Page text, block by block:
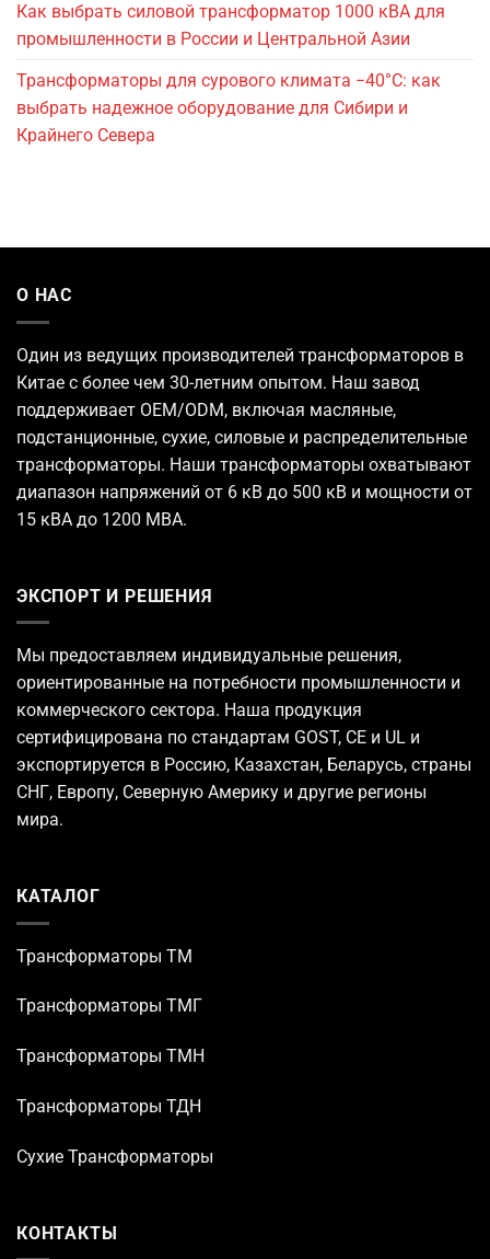
Как выбрать силовой трансформатор 1000 кВА для
промышленности в России и Центральной Азии
Трансформаторы для сурового климата −40°C: как
выбрать надежное оборудование для Сибири и
Крайнего Севера
О НАС
Один из ведущих производителей трансформаторов в
Китае с более чем 30-летним опытом. Наш завод
поддерживает OEM/ODM, включая масляные,
подстанционные, сухие, силовые и распределительные
трансформаторы. Наши трансформаторы охватывают
диапазон напряжений от 6 кВ до 500 кВ и мощности от
15 кВА до 1200 МВА.
ЭКСПОРТ И РЕШЕНИЯ
Мы предоставляем индивидуальные решения,
ориентированные на потребности промышленности и
коммерческого сектора. Наша продукция
сертифицирована по стандартам GOST, CE и UL и
экспортируется в Россию, Казахстан, Беларусь, страны
СНГ, Европу, Северную Америку и другие регионы
мира.
КАТАЛОГ
Трансформаторы TM
Трансформаторы ТМГ
Трансформаторы ТМН
Трансформаторы ТДН
Сухие Трансформаторы
КОНТАКТЫ